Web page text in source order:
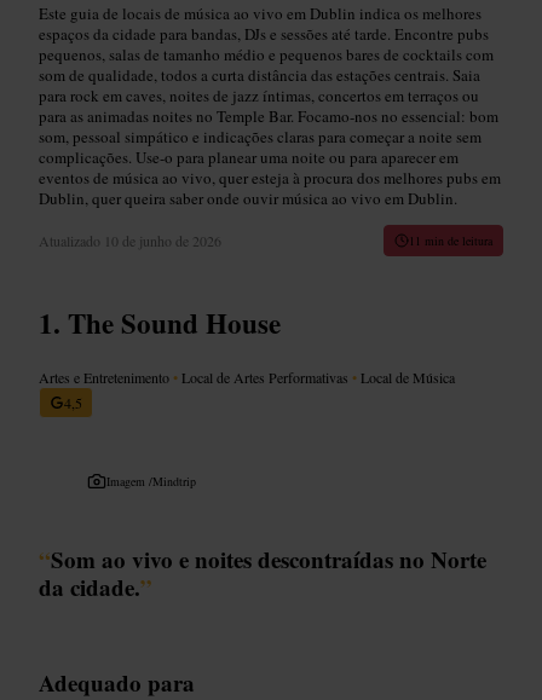
Este guia de locais de música ao vivo em Dublin indica os melhores
espaços da cidade para bandas, DJs e sessões até tarde. Encontre pubs
pequenos, salas de tamanho médio e pequenos bares de cocktails com
som de qualidade, todos a curta distância das estações centrais. Saia
para rock em caves, noites de jazz íntimas, concertos em terraços ou
para as animadas noites no Temple Bar. Focamo-nos no essencial: bom
som, pessoal simpático e indicações claras para começar a noite sem
complicações. Use-o para planear uma noite ou para aparecer em
eventos de música ao vivo, quer esteja à procura dos melhores pubs em
Dublin, quer queira saber onde ouvir música ao vivo em Dublin.
Atualizado 10 de junho de 2026 11 min de leitura
The Sound House
Artes e Entretenimento • Local de Artes Performativas • Local de Música
4,5
Imagem /Mindtrip
“Som ao vivo e noites descontraídas no Norte
da cidade.”
Adequado para